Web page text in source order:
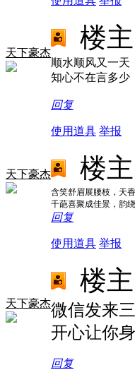
天下豪杰
楼主
顺水顺风又一天
知心不在言多少
回复
使用道具 举报
天下豪杰 楼主
含笑舒眉展腰枝，天
千葩喜聚成佳景，韵
回复
使用道具 举报
天下豪杰
楼主
微信发来
开心让你
回复